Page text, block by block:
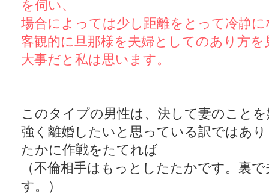
を伺い、
場合によっては少し距離をとって冷静
客観的に旦那様を夫婦としてのあり方
大事だと私は思います。
このタイプの男性は、決して妻のこと
強く離婚したいと思っている訳ではあ
たかに作戦をたてれば
（不倫相手はもっとしたたかです。裏
す。）